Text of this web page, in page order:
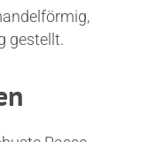
gestellt.